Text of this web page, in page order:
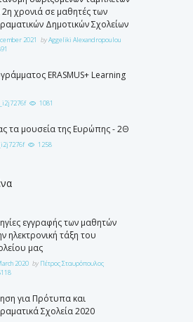
2η χρονιά σε μαθητές των
Δημοτικών Σχολείων
2021 byAggeliki Alexandropoulou
ERASMUS+ Learning
1081
τα μουσεία της Ευρώπης - 2Θ
1258
εγγραφής των μαθητών
ηλεκτρονική τάξη του
μας
2020 by Πέτρος Σταυρόπουλος
για Πρότυπα και
Σχολεία 2020